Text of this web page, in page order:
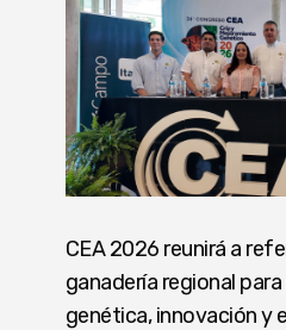
CEA 2026 reunirá a
ganadería regional
genética, innovación y